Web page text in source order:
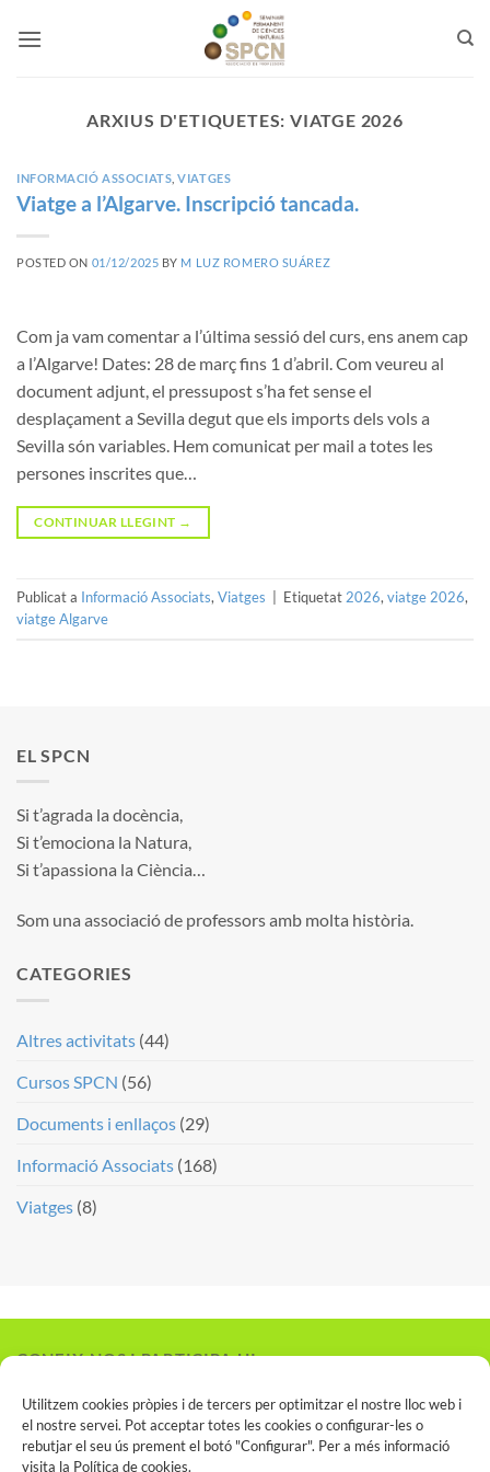
Utilitzem cookies pròpies i de tercers per optimitzar el nostre lloc web i
el nostre servei. Pot acceptar totes les cookies o configurar-les o
rebutjar el seu ús prement el botó "Configurar". Per a més informació
visita la Política de cookies.
ARXIUS D'ETIQUETES:VIATGE 2026
INFORMACIÓ ASSOCIATS ,VIATGES
Viatge a l’Algarve. Inscripció tancada.
POSTED ON 01/12/2025 BY M LUZ ROMERO SUÁREZ
Com ja vam comentar a l’última sessió del curs, ens anem cap
a l’Algarve! Dates: 28 de març fins 1 d’abril. Com veureu al
document adjunt, el pressupost s’ha fet sense el
desplaçament a Sevilla degut que els imports dels vols a
Sevilla són variables. Hem comunicat per mail a totes les
persones inscrites que…
CONTINUAR LLEGINT →
Publicat a Informació Associats, Viatges Etiquetat 2026, viatge 2026,
viatge Algarve
EL SPCN
Si t’agrada la docència,
Si t’emociona la Natura,
Si t’apassiona la Ciència…
Som una associació de professors amb molta història.
CATEGORIES
Altres activitats (44)
Cursos SPCN (56)
Documents i enllaços (29)
Informació Associats (168)
Viatges (8)
CONEIX-NOS I PARTICIPA-HI
Vols associar-te?